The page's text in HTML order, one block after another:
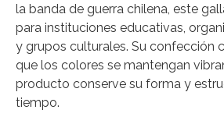
la banda de guerra chilena, este
para instituciones educativas,
y grupos culturales. Su confección
que los colores se mantengan
producto conserve su forma y
tiempo.